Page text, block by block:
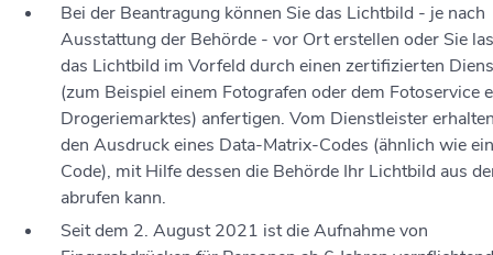
Bei der Beantragung können Siedas Lichtbild - je nach
Ausstattung der Behörde - vor Ort erstellen oder Sie
das Lichtbild im Vorfeld durch einen zertifizierten
(zum Beispiel einem Fotografen oder dem Fotoservice
Drogeriemarktes) anfertigen. Vom Dienstleister
den Ausdruck eines Data-Matrix-Codes (ähnlich wie
Code), mit Hilfe dessen die Behörde Ihr Lichtbild aus
abrufen kann.
Seit dem 2. August 2021 ist die Aufnahme von